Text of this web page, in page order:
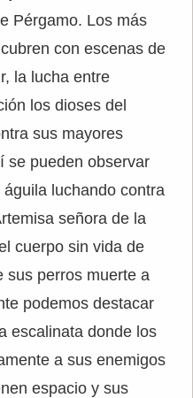
Pérgamo. Los más
con escenas de
la lucha entre
los dioses del
sus mayores
se pueden observar
luchando contra
señora de la
cuerpo sin vida de
sus perros muerte a
podemos destacar
escalinata donde los
a sus enemigos
espacio y sus